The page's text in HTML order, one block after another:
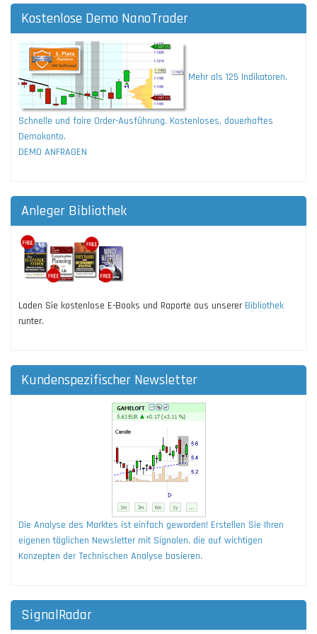
Kostenlose Demo NanoTrader
Mehr als 125 Indikatoren.
Schnelle und faire Order-Ausführung. Kostenloses, dauerhaftes
Demokonto.
DEMO ANFRAGEN
Anleger Bibliothek
Laden Sie kostenlose E-Books und Raporte aus unserer Bibliothek
runter.
Kundenspezifischer Newsletter
Die Analyse des Marktes ist einfach geworden! Erstellen Sie Ihren
eigenen täglichen Newsletter mit Signalen, die auf wichtigen
Konzepten der Technischen Analyse basieren.
SignalRadar